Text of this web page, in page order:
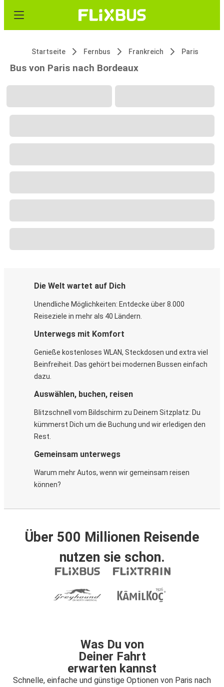
Startseite Fernbus Frankreich Paris
Bus von Paris nach Bordeaux
Die Welt wartet auf Dich
Unendliche Möglichkeiten: Entdecke über 8.000
Reiseziele in mehr als 40 Ländern.
Unterwegs mit Komfort
Genieße kostenloses WLAN, Steckdosen und extra viel
Beinfreiheit. Das gehört bei modernen Bussen einfach
dazu.
Auswählen, buchen, reisen
Blitzschnell vom Bildschirm zu Deinem Sitzplatz: Du
kümmerst Dich um die Buchung und wir erledigen den
Rest.
Gemeinsam unterwegs
Warum mehr Autos, wenn wir gemeinsam reisen
können?
Über 500 Millionen Reisende
nutzen sie schon.
Was Du von
Deiner Fahrt
erwarten kannst
Schnelle, einfache und günstige Optionen von Paris nach